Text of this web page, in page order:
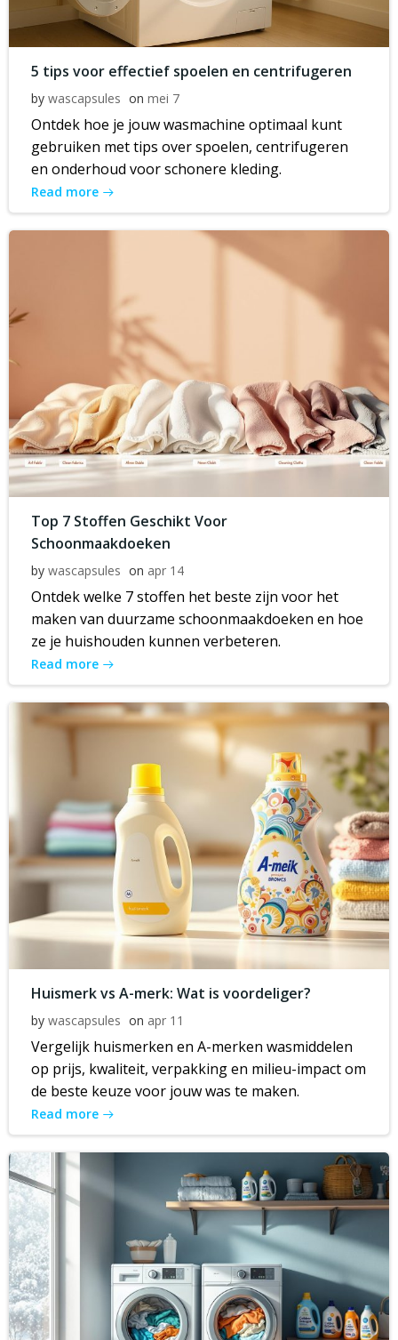
5 tips voor effectief spoelen en centrifugeren
by wascapsules on mei 7
Ontdek hoe je jouw wasmachine optimaal kunt
gebruiken met tips over spoelen, centrifugeren
en onderhoud voor schonere kleding.
Read more
Top 7 Stoffen Geschikt Voor
Schoonmaakdoeken
by wascapsules on apr 14
Ontdek welke 7 stoffen het beste zijn voor het
maken van duurzame schoonmaakdoeken en hoe
ze je huishouden kunnen verbeteren.
Read more
Huismerk vs A-merk: Wat is voordeliger?
by wascapsules on apr 11
Vergelijk huismerken en A-merken wasmiddelen
op prijs, kwaliteit, verpakking en milieu-impact om
de beste keuze voor jouw was te maken.
Read more